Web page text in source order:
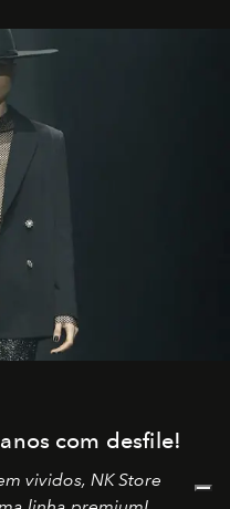
de missão na vida e
com desfile!
vividos, NK Store